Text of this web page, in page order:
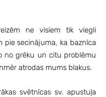
ne visiem tik viegli
pie secinājuma, ka baznīca
no grēku un citu problēmu
atrodas mums blakus.
svētnīcas sv. apustuļa